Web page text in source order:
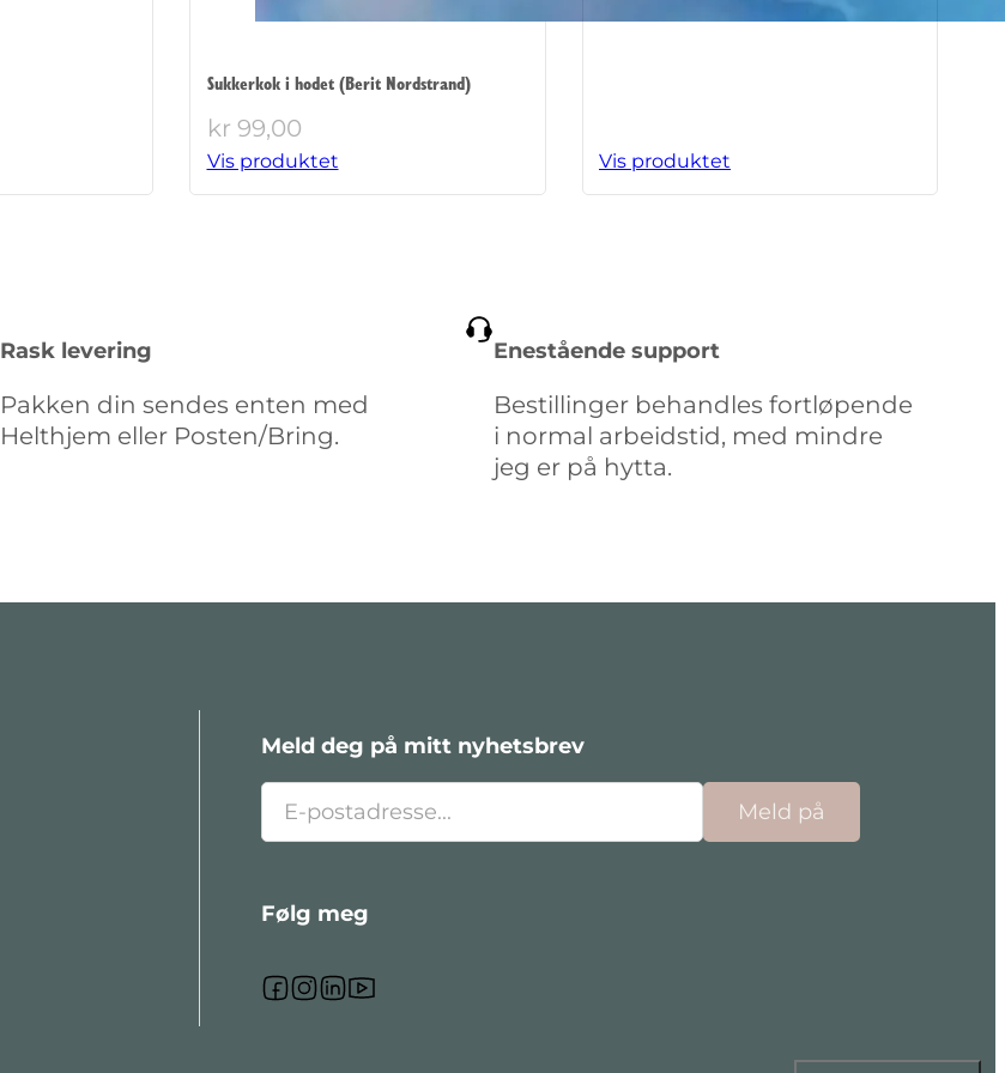
Sukkerkok i hodet (Berit Nordstrand)
kr 99,00
Vis produktet Vis produktet
Rask levering
Pakken din sendes enten med
Helthjem eller Posten/Bring.
Enestående support
Bestillinger behandles fortløpende
i normal arbeidstid, med mindre
jeg er på hytta.
Meld deg på mitt nyhetsbrev
Meld på
Følg meg
Følg meg på Facebook
Følg meg på Instagram
Følg meg på Linkedin
Følg meg på Youtube